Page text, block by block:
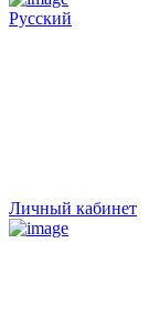
Русский
Личный кабинет